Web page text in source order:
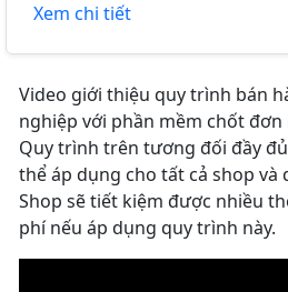
Xem chi tiết
Video giới thiệu quy trình bán
nghiệp với phần mềm chốt đơn
Quy trình trên tương đối đầy
thể áp dụng cho tất cả shop và
Shop sẽ tiết kiệm được nhiều
phí nếu áp dụng quy trình này.